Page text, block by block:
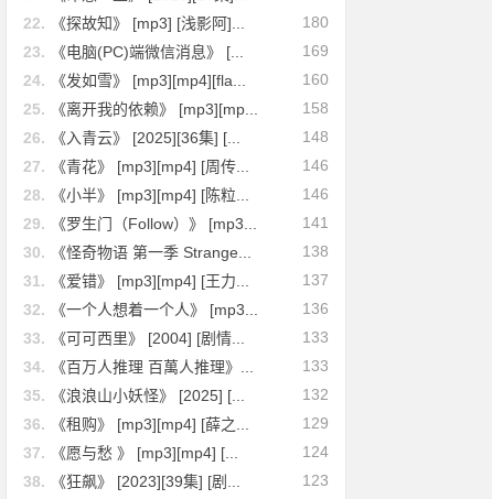
180
22.
《探故知》 [mp3] [浅影阿]...
169
23.
《电脑(PC)端微信消息》 [...
160
24.
《发如雪》 [mp3][mp4][fla...
158
25.
《离开我的依赖》 [mp3][mp...
148
26.
《入青云》 [2025][36集] [...
146
27.
《青花》 [mp3][mp4] [周传...
146
28.
《小半》 [mp3][mp4] [陈粒...
141
29.
《罗生门（Follow）》 [mp3...
138
30.
《怪奇物语 第一季 Strange...
137
31.
《爱错》 [mp3][mp4] [王力...
136
32.
《一个人想着一个人》 [mp3...
133
33.
《可可西里》 [2004] [剧情...
133
34.
《百万人推理 百萬人推理》...
132
35.
《浪浪山小妖怪》 [2025] [...
129
36.
《租购》 [mp3][mp4] [薛之...
124
37.
《愿与愁 》 [mp3][mp4] [...
123
38.
《狂飙》 [2023][39集] [剧...